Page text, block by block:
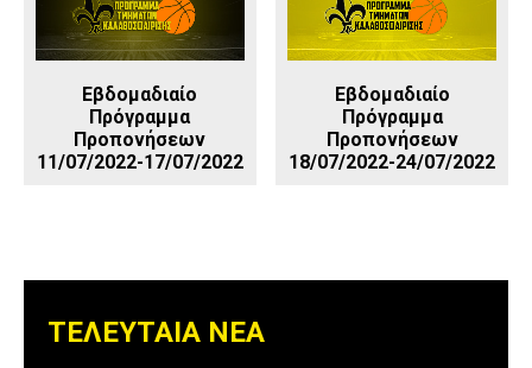
Εβδομαδιαίο
Πρόγραμμα
Προπονήσεων
11/07/2022-17/07/2022
Εβδομαδιαίο
Πρόγραμμα
Προπονήσεων
18/07/2022-24/07/2022
ΤΕΛΕΥΤΑΙΑ ΝΕΑ